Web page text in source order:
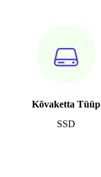
Kõvaketta Tüüp
SSD